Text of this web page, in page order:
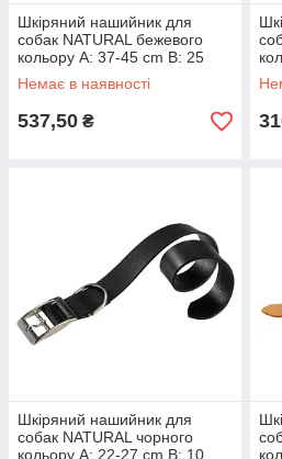
Шкіряний нашийник для
собак NATURAL бежевого
кольору A: 37-45 cm B: 25
mm
Немає в наявності
537,50 ₴
mm
Шкіряний нашийник для
собак NATURAL чорного
кольору A: 22-27 cm B: 10